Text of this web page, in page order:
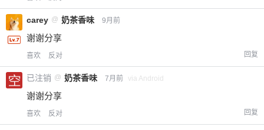
carey @ 奶茶香味 9月前
谢谢分享
喜欢 反对 回复
已注销 @ 奶茶香味 7月前 via Android
谢谢分享
喜欢 反对 回复